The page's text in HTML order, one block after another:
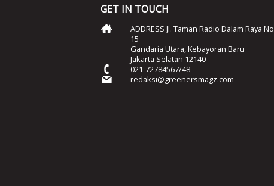
GET IN TOUCH
ADDRESS Jl. Taman Radio Dalam Raya No
15
Gandaria Utara, Kebayoran Baru
Jakarta Selatan 12140
021-72784567/48
redaksi@greenersmagz.com